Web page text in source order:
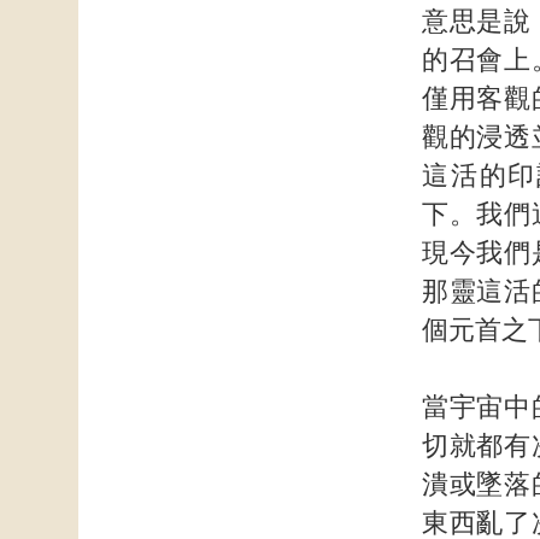
意思是說
的召會上
僅用客觀
觀的浸透
這活的
下。我們
現今我們
那靈這活
個元首之
當宇宙中
切就都有
潰或墜落
東西亂了